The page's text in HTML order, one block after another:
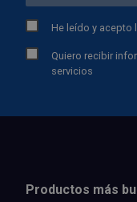
He leído y acepto
Quiero recibir
servicios
Productos más